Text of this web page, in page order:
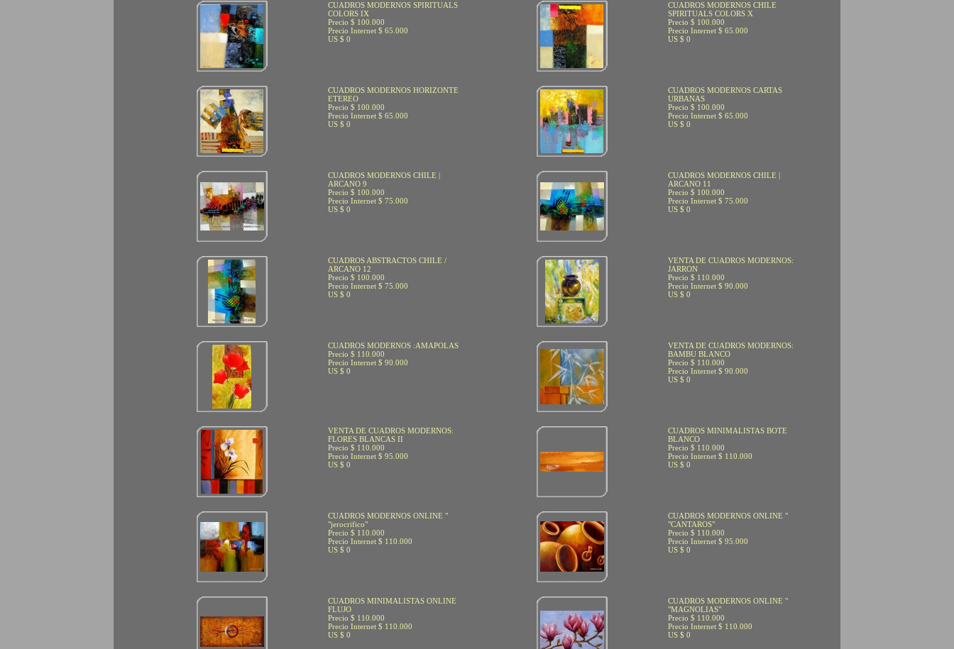
CUADROS MODERNOS SPIRITUALS
COLORS IX
Precio $ 100.000
Precio Internet $ 65.000
US $ 0
CUADROS MODERNOS CHILE
SPIRITUALS COLORS X
Precio $ 100.000
Precio Internet $ 65.000
US $ 0
CUADROS MODERNOS HORIZONTE
ETEREO
Precio $ 100.000
Precio Internet $ 65.000
US $ 0
CUADROS MODERNOS CARTAS
URBANAS
Precio $ 100.000
Precio Internet $ 65.000
US $ 0
CUADROS MODERNOS CHILE |
ARCANO 9
Precio $ 100.000
Precio Internet $ 75.000
US $ 0
CUADROS MODERNOS CHILE |
ARCANO 11
Precio $ 100.000
Precio Internet $ 75.000
US $ 0
CUADROS ABSTRACTOS CHILE /
ARCANO 12
Precio $ 100.000
Precio Internet $ 75.000
US $ 0
VENTA DE CUADROS MODERNOS:
JARRON
Precio $ 110.000
Precio Internet $ 90.000
US $ 0
CUADROS MODERNOS :AMAPOLAS
Precio $ 110.000
Precio Internet $ 90.000
US $ 0
VENTA DE CUADROS MODERNOS:
BAMBU BLANCO
Precio $ 110.000
Precio Internet $ 90.000
US $ 0
VENTA DE CUADROS MODERNOS:
FLORES BLANCAS II
Precio $ 110.000
Precio Internet $ 95.000
US $ 0
CUADROS MINIMALISTAS BOTE
BLANCO
Precio $ 110.000
Precio Internet $ 110.000
US $ 0
CUADROS MODERNOS ONLINE "
"jerocrifico"
Precio $ 110.000
Precio Internet $ 110.000
US $ 0
CUADROS MODERNOS ONLINE "
"CANTAROS"
Precio $ 110.000
Precio Internet $ 95.000
US $ 0
CUADROS MINIMALISTAS ONLINE
FLUJO
Precio $ 110.000
Precio Internet $ 110.000
US $ 0
CUADROS MODERNOS ONLINE "
"MAGNOLIAS"
Precio $ 110.000
Precio Internet $ 110.000
US $ 0